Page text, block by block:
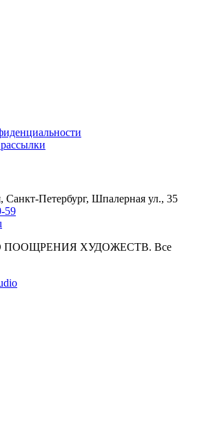
Санкт-Петербург, Шпалерная ул., 35
59
ПООЩРЕНИЯ ХУДОЖЕСТВ. Все